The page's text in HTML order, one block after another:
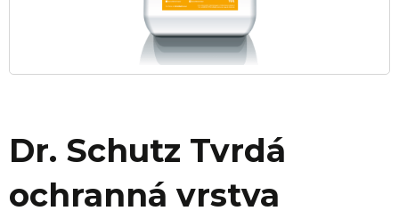
Dr. Schutz Tvrdá
ochranná vrstva